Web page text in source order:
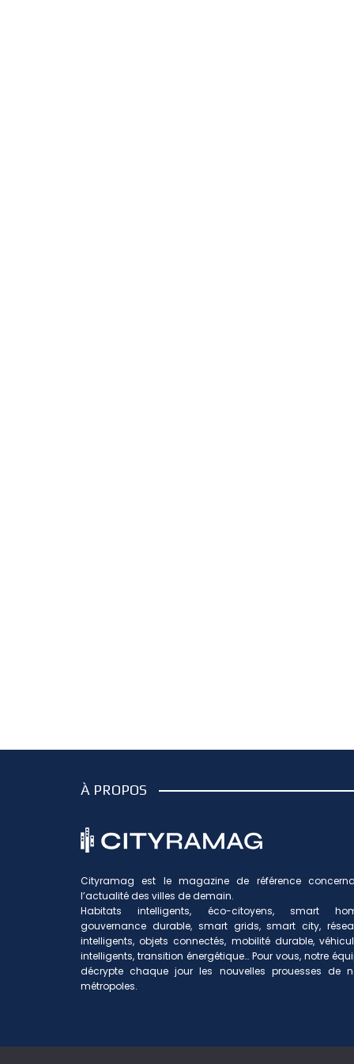
À PROPOS
Cityramag est le magazine de référence
l’actualité des villes de demain.
Habitats intelligents, éco-citoyens, smart
gouvernance durable, smart grids, smart city,
intelligents, objets connectés, mobilité durable,
intelligents, transition énergétique… Pour vous, notre
décrypte chaque jour les nouvelles prouesses de
métropoles.